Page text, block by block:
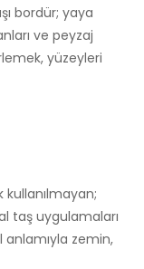
bordür; yaya
ve peyzaj
yüzeyleri
kullanılmayan;
taş uygulamaları
anlamıyla zemin,